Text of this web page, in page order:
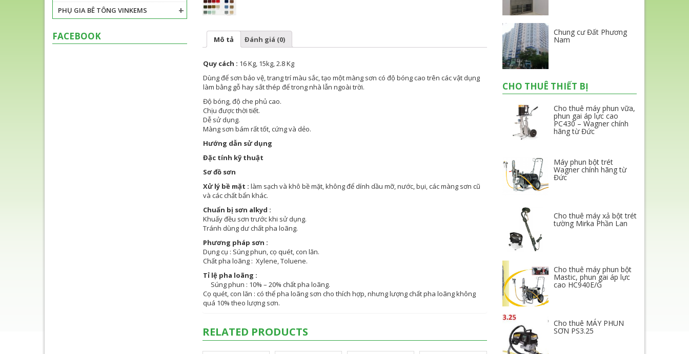
Mô tả Đánh giá (0)
Quy cách : 16 Kg, 15kg, 2.8 Kg
Dùng để sơn bảo vệ, trang trí màu sắc, tạo một màng sơn có độ bóng cao trên các vật dụng
làm bằng gỗ hay sắt thép để trong nhà lẫn ngoài trời.
Độ bóng, độ che phủ cao.
Chịu được thời tiết.
Dễ sử dụng.
Màng sơn bám rất tốt, cứng và dẻo.
Hướng dẫn sử dụng
Đặc tính kỹ thuật
Sơ đồ sơn
Xử lý bề mặt : làm sạch và khô bề mặt, không để dính dầu mỡ, nước, bụi, các màng sơn cũ
và các chất bẩn khác.
Chuẩn bị sơn alkyd :
Khuấy đều sơn trước khi sử dụng.
Tránh dùng dư chất pha loãng.
Phương pháp sơn :
Dụng cụ : Súng phun, cọ quét, con lăn.
Chất pha loãng : Xylene, Toluene.
Tỉ lệ pha loãng :
Súng phun : 10% – 20% chất pha loãng.
Cọ quét, con lăn : có thể pha loãng sơn cho thích hợp, nhưng lượng chất pha loãng không
quá 10% theo lượng sơn.
RELATED PRODUCTS
PHỤ GIA BÊ TÔNG VINKEMS
FACEBOOK Chung cư Đất Phương
Nam
CHO THUÊ THIẾT BỊ
Cho thuê máy phun vữa,
phun gai áp lực cao
PC430 – Wagner chính
hãng từ Đức
Máy phun bột trét
Wagner chính hãng từ
Đức
Cho thuê máy xả bột trét
tường Mirka Phần Lan
Cho thuê máy phun bột
Mastic, phun gai áp lực
cao HC940E/G
Cho thuê MÁY PHUN
SƠN PS3.25